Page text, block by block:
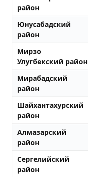
район
Юнусабадский
район
Мирзо
Улугбекский район
Мирабадский
район
Шайхантахурский
район
Алмазарский
район
Сергелийский
район